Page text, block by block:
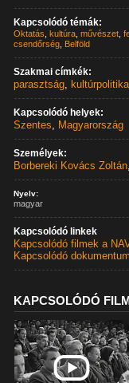
Kapcsolódó témák:
Oktatás ,kultúra ,művészet ,
csendőrség Belföld
Szakmai címkék:
parasztság, kultúrpolitika
Kapcsolódó helyek:
Szentes, Magyarország
Személyek:
Borbereki Kovács Zoltán,
Nyelv:
magyar
Kapcsolódó linkek
Kapcsolódó filmek a
Kapcsolódó
KAPCSOLÓDÓ